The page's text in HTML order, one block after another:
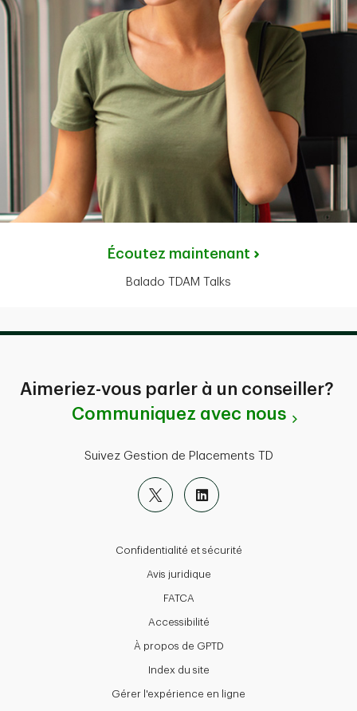
Écoutez maintenant
Balado TDAM Talks
Aimeriez-vous parler à un conseiller?
Communiquez avec nous
Suivez Gestion de Placements TD
Confidentialité et sécurité
Avis juridique
FATCA
Accessibilité
À propos de GPTD
Index du site
Gérer l'expérience en ligne